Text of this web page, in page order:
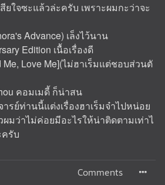
ยใจซะแล้วล่ะครับ เพราะผมกะว่าจะ
Advance) เล็งไว้นาน
Edition เนื้อเรื่องดี
Me, Love Me](ไม่ฮาเร็มแต่ชอบส่วนตั
คอมเมดี้ ก็น่าสน
รย์ท่านนี้แต่งเรื่องฮาเร็มจ๋าไปหน่อย
มว่าไม่ค่อยมีอะไรให้น่าติดตามเท่าไ
รับ
Comments